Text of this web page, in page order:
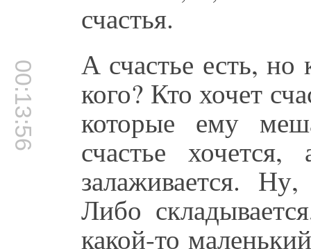
счастья.
00:13:56 А счастье есть,
кого? Кто хочет
которые ему
счастье
залаживается.
Либо
какой-то